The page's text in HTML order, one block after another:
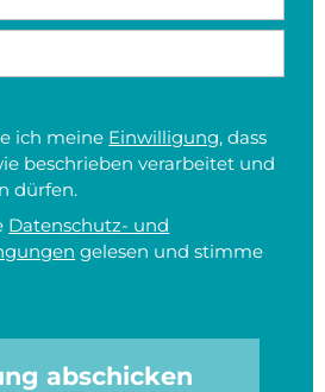
ich meine Einwilligung, dass
beschrieben verarbeitet und
dürfen.
Datenschutz- und
gelesen und stimme
abschicken